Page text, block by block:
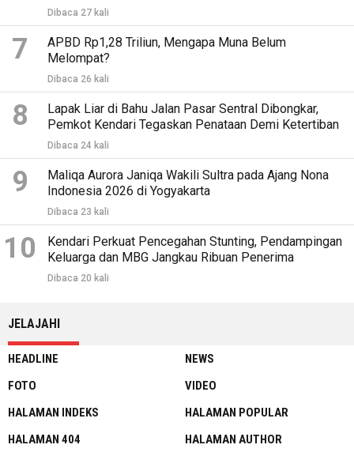
Dibaca 27 kali
7
APBD Rp1,28 Triliun, Mengapa Muna Belum
Melompat?
Dibaca 26 kali
8
Lapak Liar di Bahu Jalan Pasar Sentral Dibongkar,
Pemkot Kendari Tegaskan Penataan Demi Ketertiban
Dibaca 24 kali
9
Maliqa Aurora Janiqa Wakili Sultra pada Ajang Nona
Indonesia 2026 di Yogyakarta
Dibaca 23 kali
10
Kendari Perkuat Pencegahan Stunting, Pendampingan
Keluarga dan MBG Jangkau Ribuan Penerima
Dibaca 20 kali
JELAJAHI
HEADLINE
NEWS
FOTO
VIDEO
HALAMAN INDEKS
HALAMAN POPULAR
HALAMAN 404
HALAMAN AUTHOR